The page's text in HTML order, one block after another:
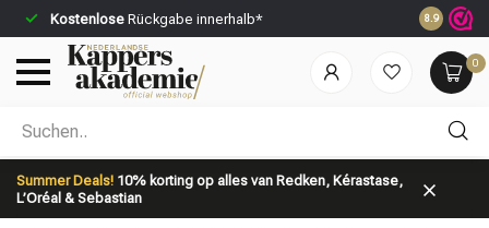
Kostenlose Rückgabe innerhalb* Vor 23:59
8.9
0
Summer Deals! 10% korting op alles van Redken, Kérastase,
L’Oréal & Sebastian
Nach welcher Kategorie suchst du?